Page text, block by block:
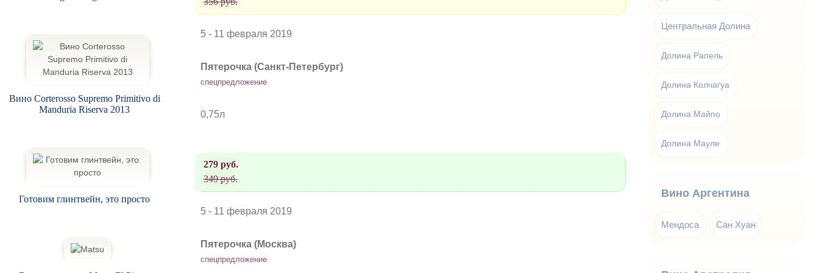
5 - 11 февраля 2019
Пятерочка (Санкт-Петербург)
спецпредложение
0,75л
279 руб.
349 руб.
5 - 11 февраля 2019
Пятерочка (Москва)
спецпредложение
Вино Corterosso Supremo Primitivo di
Manduria Riserva 2013
Готовим глинтвейн, это просто
Центральная Долина
Долина Рапель
Долина Колчагуа
Долина Майпо
Долина Мауле
Вино Аргентина
Мендоса Сан Хуан